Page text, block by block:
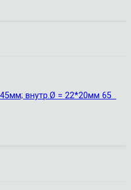
внутр.Ø = 22*20мм 65